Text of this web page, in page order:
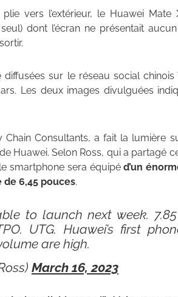
vers l’extérieur, le Huawei Mate
dont l’écran ne présentait
diffusées sur le réseau social
Les deux images divulguées
Chain Consultants, a fait la lumière
Huawei. Selon Ross, qui a partagé
smartphone sera équipéd’un
de 6,45 pouces.
to launch next week.
UTG. Huawei’s first
are high.
March 16, 2023